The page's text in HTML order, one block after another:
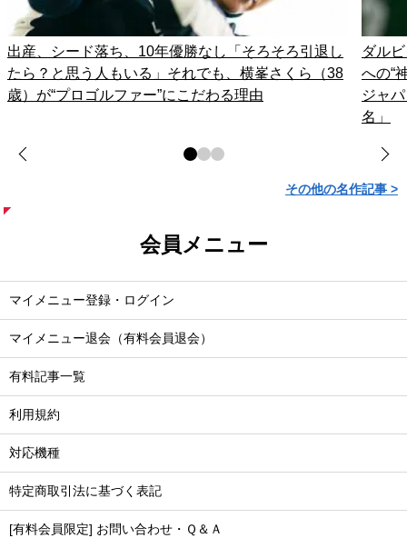
出産、シード落ち、10年優勝なし「そろそろ引退し
たら？と思う人もいる」それでも、横峯さくら（38
歳）が“プロゴルファー”にこだわる理由
ダル
への“
ジャ
名」
その他の名作記事 >
会員メニュー
マイメニュー登録・ログイン
マイメニュー退会（有料会員退会）
有料記事一覧
利用規約
対応機種
特定商取引法に基づく表記
[有料会員限定] お問い合わせ・Ｑ＆Ａ